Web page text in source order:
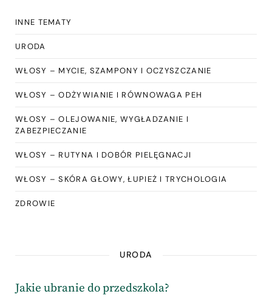
INNE TEMATY
URODA
WŁOSY – MYCIE, SZAMPONY I OCZYSZCZANIE
WŁOSY – ODŻYWIANIE I RÓWNOWAGA PEH
WŁOSY – OLEJOWANIE, WYGŁADZANIE I
ZABEZPIECZANIE
WŁOSY – RUTYNA I DOBÓR PIELĘGNACJI
WŁOSY – SKÓRA GŁOWY, ŁUPIEŻ I TRYCHOLOGIA
ZDROWIE
URODA
Jakie ubranie do przedszkola?